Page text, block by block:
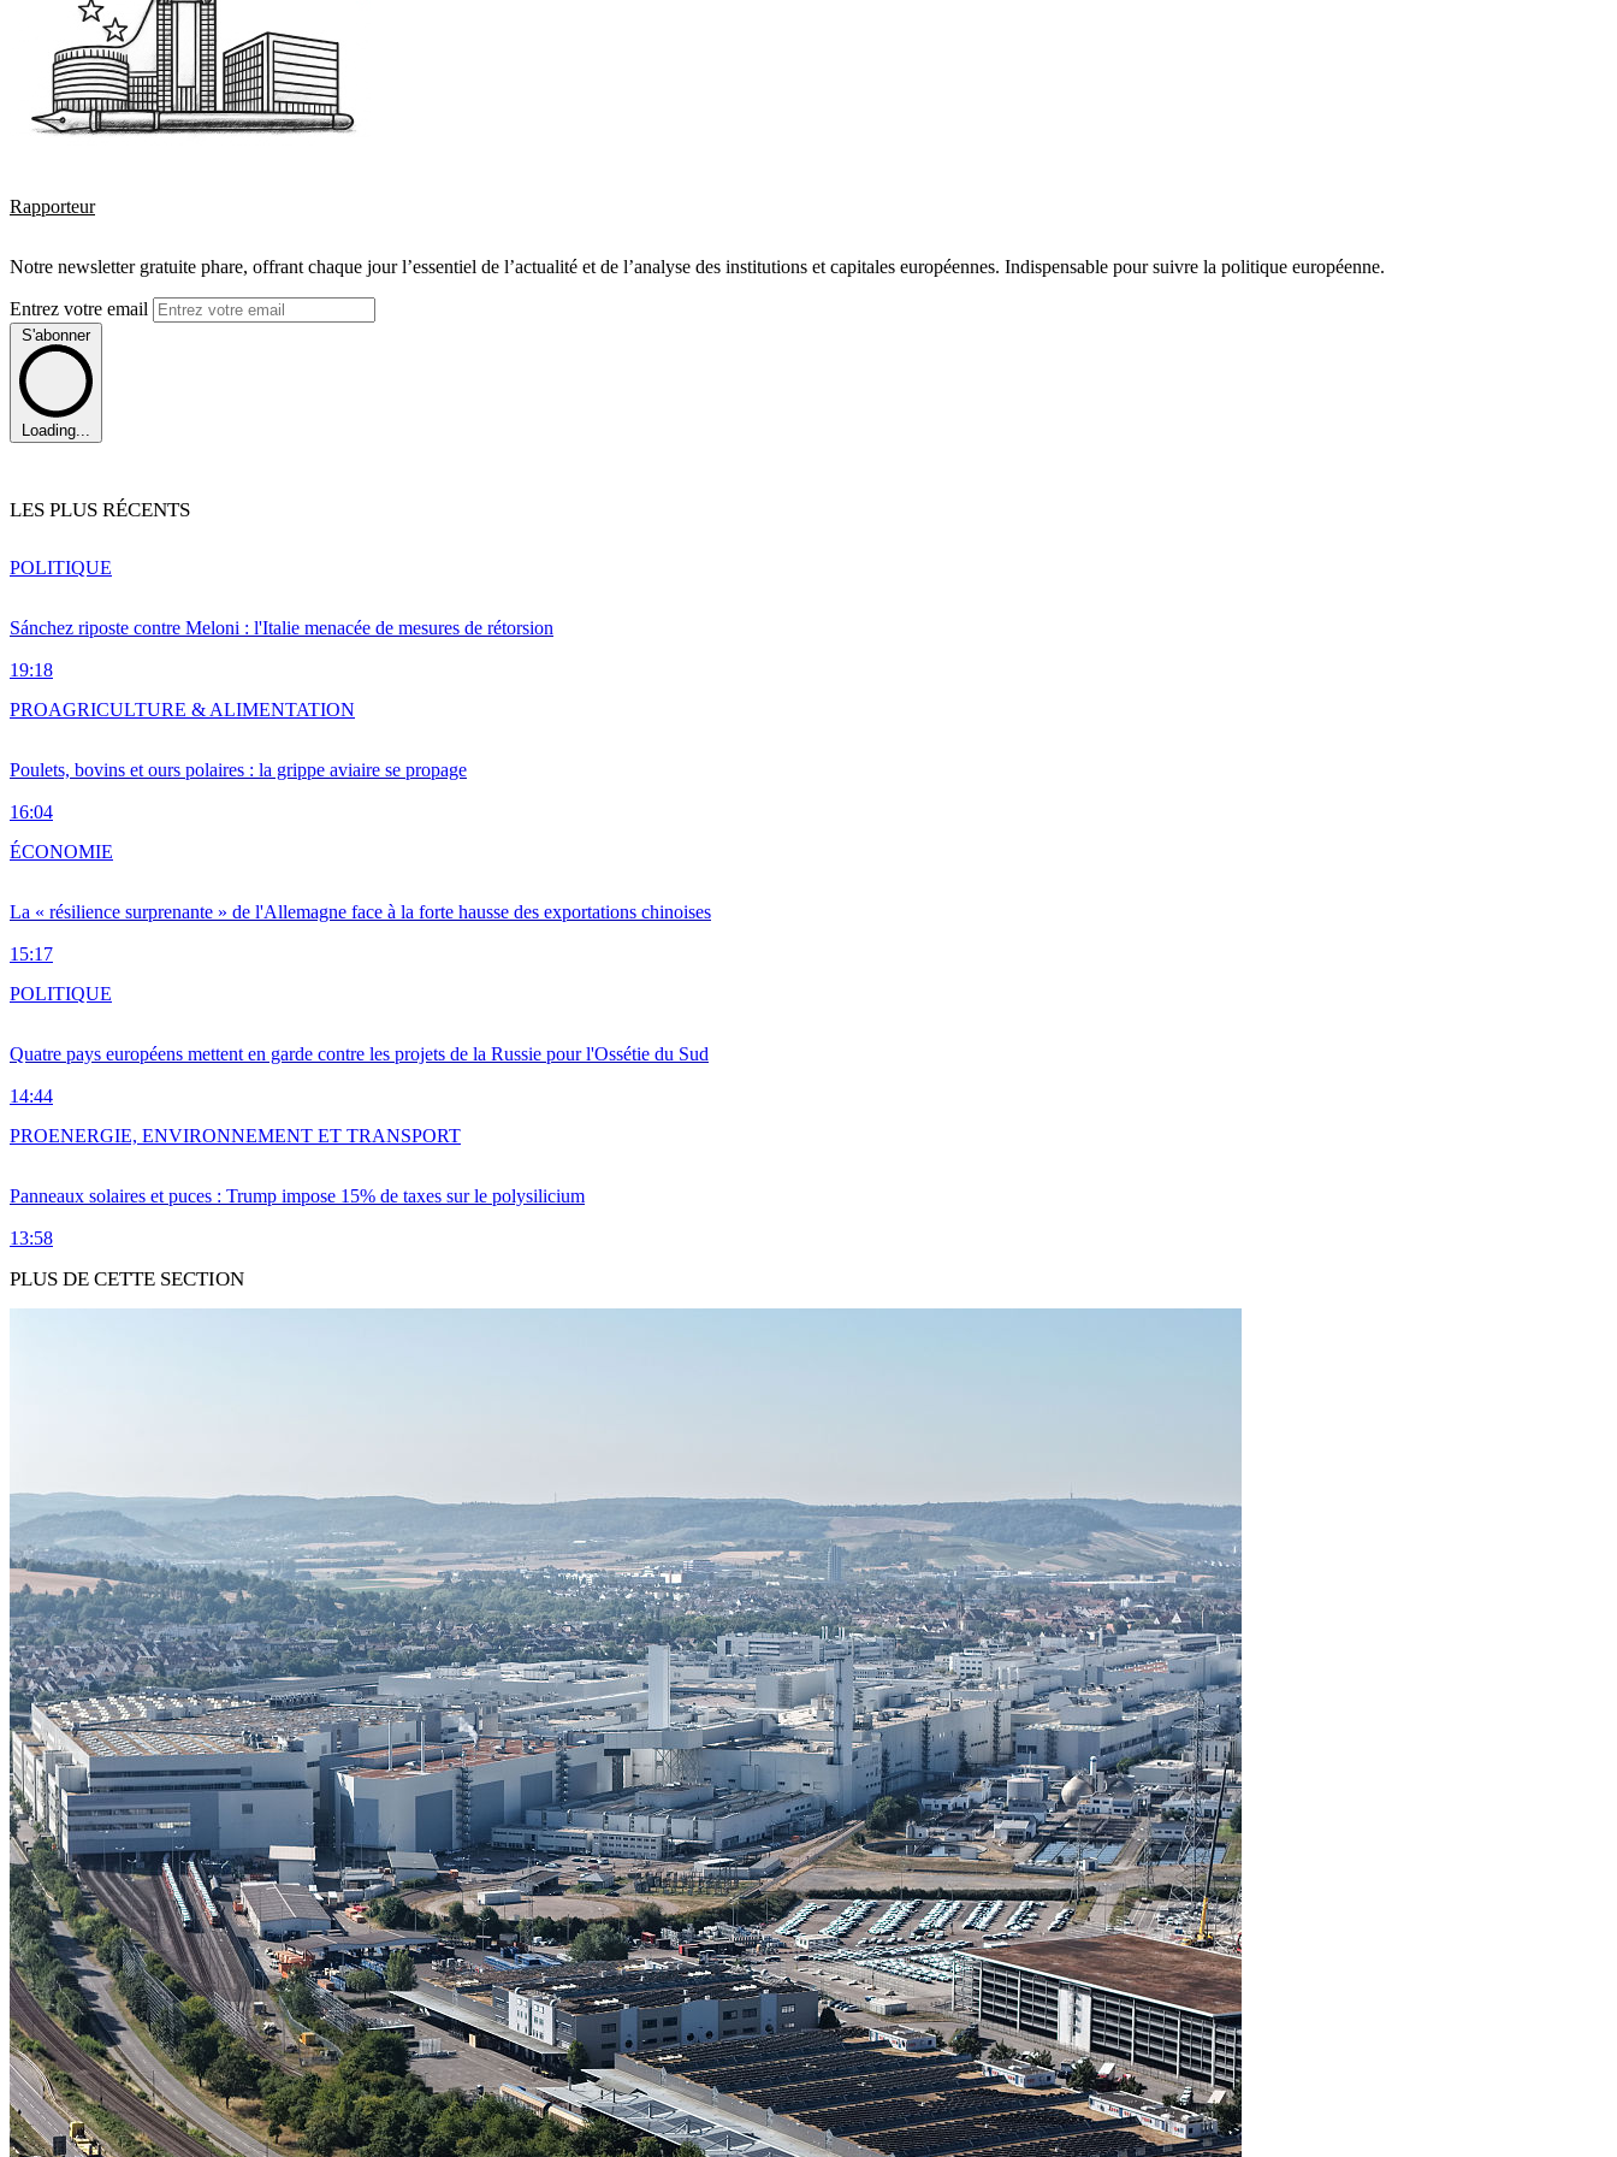
Rapporteur
Notre newsletter gratuite phare, offrant chaque jour l’essentiel de l’actualité et de l’analyse des institutions et capitales européennes. Indispensable pour suivre la politique européenne.
Entrez votre email
S'abonner
Loading...
LES PLUS RÉCENTS
Sánchez riposte contre Meloni : l'Italie menacée de mesures de rétorsion
19:18
POLITIQUE
Poulets, bovins et ours polaires : la grippe aviaire se propage
16:04
PROAGRICULTURE & ALIMENTATION
La « résilience surprenante » de l'Allemagne face à la forte hausse des exportations chinoises
15:17
ÉCONOMIE
Quatre pays européens mettent en garde contre les projets de la Russie pour l'Ossétie du Sud
14:44
POLITIQUE
Panneaux solaires et puces : Trump impose 15% de taxes sur le polysilicium
13:58
PROENERGIE, ENVIRONNEMENT ET TRANSPORT
PLUS DE CETTE SECTION